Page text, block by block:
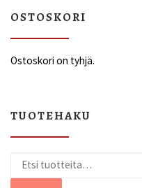
OSTOSKORI
Ostoskori on tyhjä.
TUOTEHAKU